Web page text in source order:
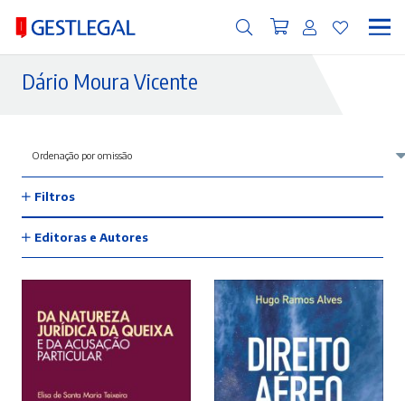
Dário Moura Vicente
Filtros
Editoras e Autores